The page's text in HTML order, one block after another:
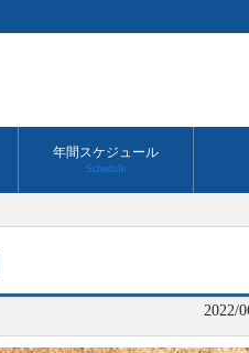
年間スケジュール
Schedule
2022/